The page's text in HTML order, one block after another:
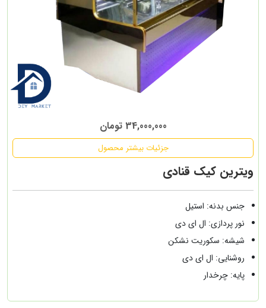
34,000,000 تومان
جزئیات بیشتر محصول
ویترین کیک قنادی
جنس بدنه: استیل
نور پردازی: ال ای دی
شیشه: سکوریت نشکن
روشنایی: ال ای دی
پایه: چرخدار